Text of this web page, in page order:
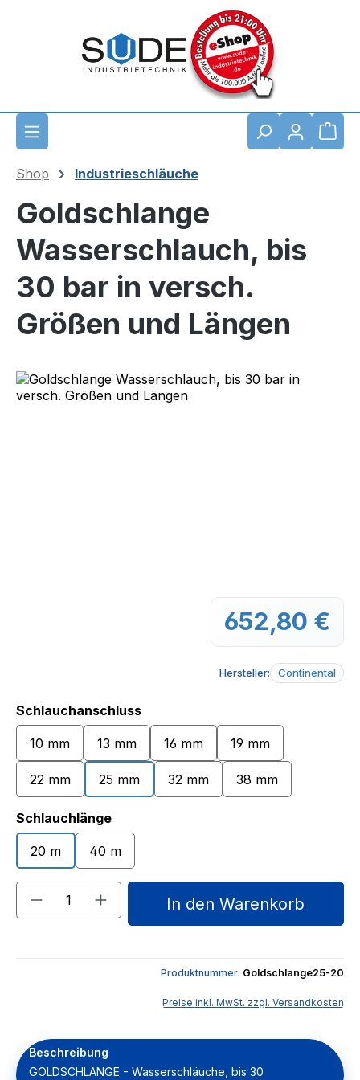
Shop Industrieschläuche
Goldschlange
Wasserschlauch, bis
30 bar in versch.
Größen und Längen
Bildergalerie überspringen
652,80 €
Hersteller: Continental
Schlauchanschlussauswählen
10 mm 13 mm 16 mm 19 mm
22 mm 25 mm 32 mm 38 mm
Schlauchlängeauswählen
20 m 40 m
Produkt Anzahl: Gib den
In den Warenkorb
Produktnummer: Goldschlange25-20
Preise inkl. MwSt. zzgl. Versandkosten
Beschreibung
GOLDSCHLANGE - Wasserschläuche, bis 30